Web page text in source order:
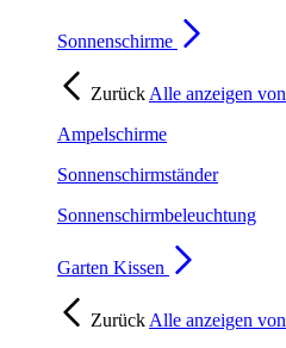
Sonnenschirme
Zurück Alle anzeigen von
Ampelschirme
Sonnenschirmständer
Sonnenschirmbeleuchtung
Garten Kissen
Zurück Alle anzeigen von